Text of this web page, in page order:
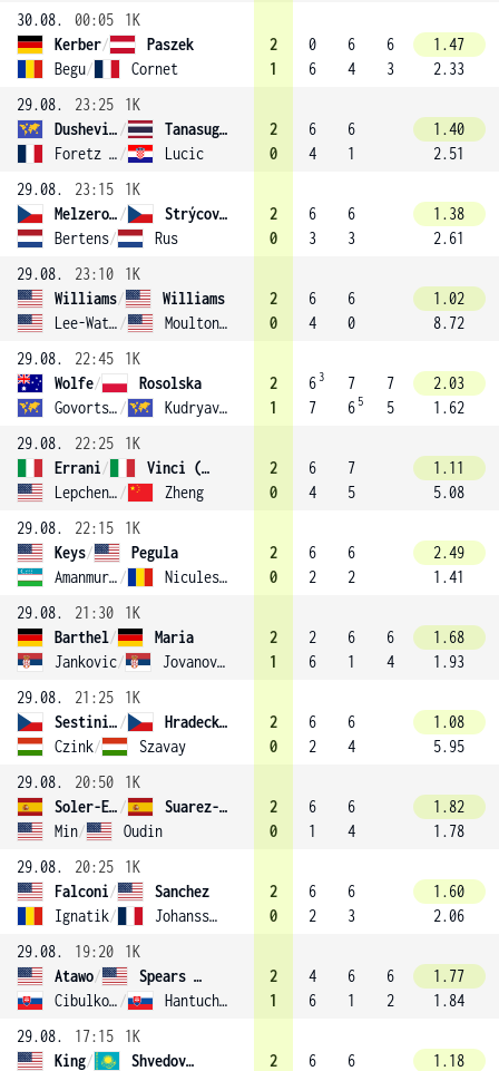
30.08.
00:05
1K
Kerber/
Paszek
Begu/ Cornet
2
1
0
6
6
4
6
3
1.47
2.33
29.08.
23:25
1K
Dushevina /
Tanasugarn
Foretz Gacon / Lucic
2
0
6
4
6
1
1.40
2.51
29.08.
23:15
1K
Melzerová /
Strýcová (10)
Bertens/ Rus
2
0
6
3
6
3
1.38
2.61
29.08.
23:10
1K
Williams/
Williams
Lee-Waters / Moulton-Levy
2
0
6
4
6
0
1.02
8.72
29.08.
22:45
1K
Wolfe/
Rosolska
Govortsova / Kudryavtseva
2
1
6 3
7
7
6 5
7
5
2.03
1.62
29.08.
22:25
1K
Errani/
Vinci (2)
Lepchenko / Zheng
2
0
6
4
7
5
1.11
5.08
29.08.
22:15
1K
Keys/
Pegula
Amanmuradova / Niculescu
2
0
6
2
6
2
2.49
1.41
29.08.
21:30
1K
Barthel/
Maria
Jankovic/ Jovanovski Petrovic
2
1
2
6
6
1
6
4
1.68
1.93
29.08.
21:25
1K
Sestini Hlaváčková /
Hradecká (3)
Czink/ Szavay
2
0
6
2
6
4
1.08
5.95
29.08.
20:50
1K
Soler-Espinosa /
Suarez-Navarro
Min/ Oudin
2
0
6
1
6
4
1.82
1.78
29.08.
20:25
1K
Falconi/
Sanchez
Ignatik/ Johansson
2
0
6
2
6
3
1.60
2.06
29.08.
19:20
1K
Atawo/
Spears (9)
Cibulková / Hantuchová
2
1
4
6
6
1
6
2
1.77
1.84
29.08.
17:15
1K
King/
Shvedova (5)
2
6
6
1.18